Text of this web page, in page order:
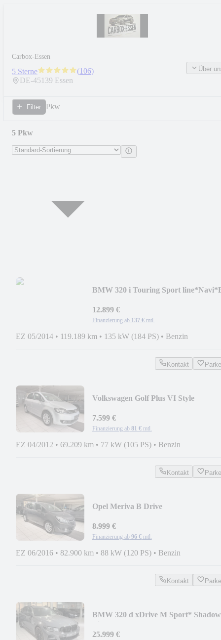
Carbox-Essen
5 Sterne (106)
DE-45139 Essen
Über
Filter Pkw
5 Pkw
BMW 320 i Touring Sport
12.899 €
Finanzierung ab 137 € mtl.
EZ 05/2014 • 119.189 km • 135 kW (184 PS) • Benzin
Kontakt
Volkswagen Golf Plus VI Style
7.599 €
Finanzierung ab 81 € mtl.
EZ 04/2012 • 69.209 km • 77 kW (105 PS) • Benzin
Kontakt
Opel Meriva B Drive
8.999 €
Finanzierung ab 96 € mtl.
EZ 06/2016 • 82.900 km • 88 kW (120 PS) • Benzin
Kontakt
BMW 320 d xDrive M Sport*
25.999 €